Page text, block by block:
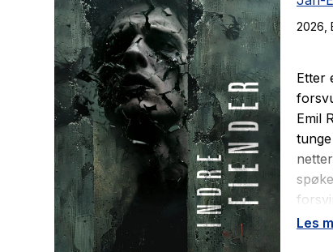
2026
Etter
Emil
Indre
Les